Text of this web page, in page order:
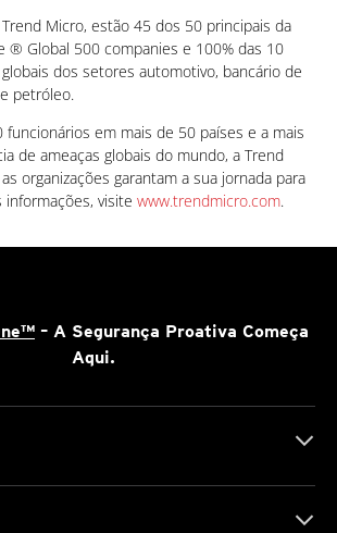
Micro, estão 45 dos 50 principais da
® Global 500 companies e 100% das 10
dos setores automotivo, bancário de
petróleo.
funcionários em mais de 50 países e a mais
de ameaças globais do mundo, a Trend
organizações garantam a sua jornada para
informações, visite www.trendmicro.com.
– A Segurança Proativa Começa
Aqui.